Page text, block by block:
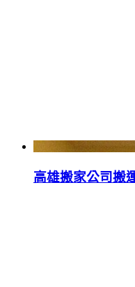
高雄搬家公司搬